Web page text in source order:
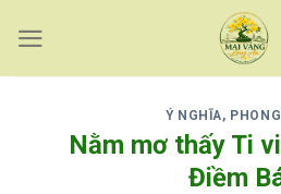
content
Ý NGHĨA,
Nằm mơ thấy Ti
Điềm